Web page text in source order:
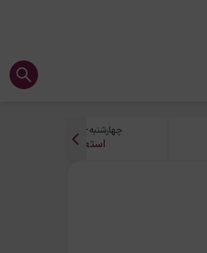
چهارشنبه-21-مرداد
استعلام